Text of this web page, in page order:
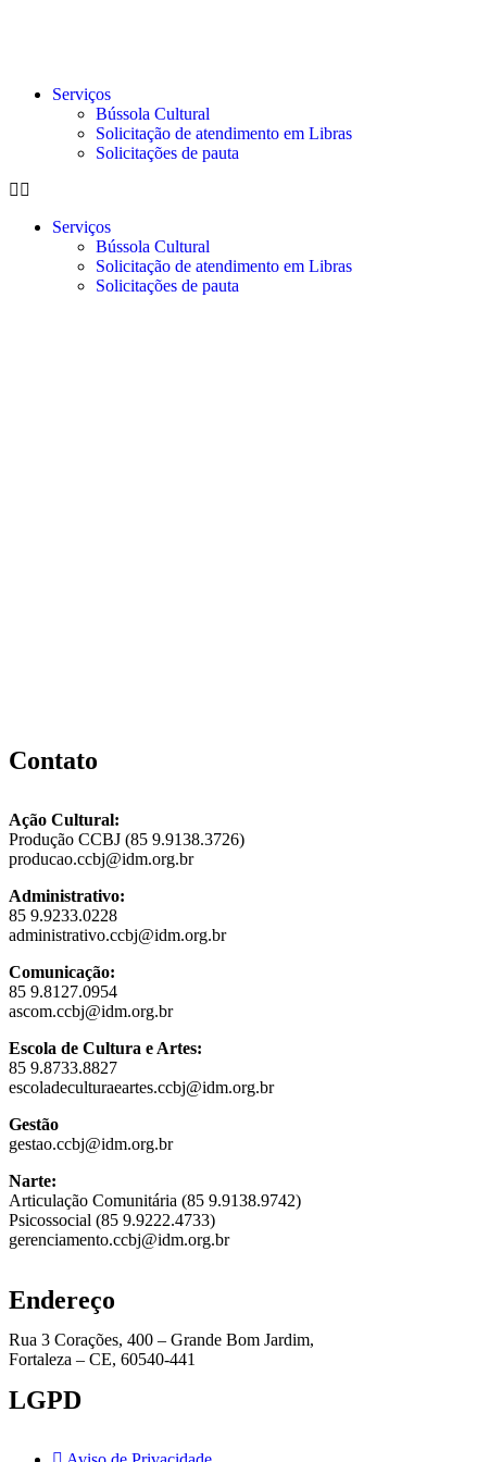
Serviços
Bússola Cultural
Solicitação de atendimento em Libras
Solicitações de pauta
Serviços
Bússola Cultural
Solicitação de atendimento em Libras
Solicitações de pauta
Contato
Ação Cultural:
Produção CCBJ (85 9.9138.3726)
producao.ccbj@idm.org.br
Administrativo:
85 9.9233.0228
administrativo.ccbj@idm.org.br
Comunicação:
85 9.8127.0954
ascom.ccbj@idm.org.br
Escola de Cultura e Artes:
85 9.8733.8827
escoladeculturaeartes.ccbj@idm.org.br
Gestão
gestao.ccbj@idm.org.br
Narte:
Articulação Comunitária (85 9.9138.9742)
Psicossocial (85 9.9222.4733)
gerenciamento.ccbj@idm.org.br
Endereço
Rua 3 Corações, 400 – Grande Bom Jardim,
Fortaleza – CE, 60540-441
LGPD